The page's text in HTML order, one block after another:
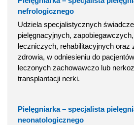
nefrologicznego
Udziela specjalistycznych
pielęgnacyjnych,
leczniczych, rehabilitacyjnych oraz
zdrowia, w odniesieniu do
leczonych zachowawczo lub
transplantacji nerki.
Pielęgniarka – specjalista
neonatologicznego